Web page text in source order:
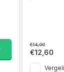
€14,00
€12,60